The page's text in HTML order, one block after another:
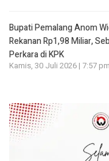
Bupati Pemalang Anom
Rekanan Rp1,98 Miliar,
Perkara di KPK
Kamis, 30 Juli 2026 | 7:57